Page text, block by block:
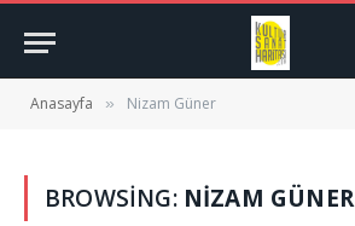
Anasayfa » Nizam Güner
BROWSING: NIZAM GÜNER